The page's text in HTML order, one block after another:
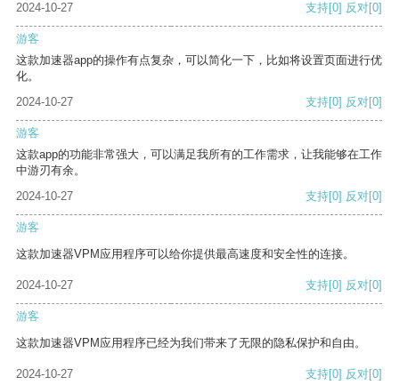
2024-10-27 支持[0] 反对[0]
游客
这款加速器app的操作有点复杂，可以简化一下，比如将设置页面进行优
化。
2024-10-27
支持[0] 反对[0]
游客
这款app的功能非常强大，可以满足我所有的工作需求，让我能够在工作
中游刃有余。
2024-10-27
支持[0] 反对[0]
游客
这款加速器VPM应用程序可以给你提供最高速度和安全性的连接。
2024-10-27 支持[0] 反对[0]
游客
这款加速器VPM应用程序已经为我们带来了无限的隐私保护和自由。
2024-10-27 支持[0] 反对[0]